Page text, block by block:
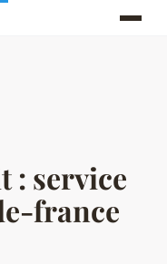
: service
france